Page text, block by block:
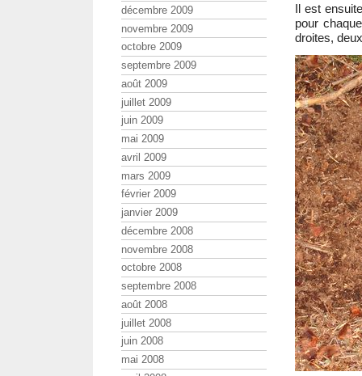
Il est
pour
droites,
décembre 2009
novembre 2009
octobre 2009
septembre 2009
août 2009
juillet 2009
juin 2009
mai 2009
avril 2009
mars 2009
février 2009
janvier 2009
décembre 2008
novembre 2008
octobre 2008
septembre 2008
août 2008
juillet 2008
juin 2008
mai 2008